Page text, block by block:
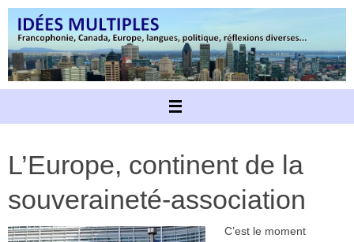
Passer
contenu
L’Europe, continent de la
souveraineté-association
C’est le moment